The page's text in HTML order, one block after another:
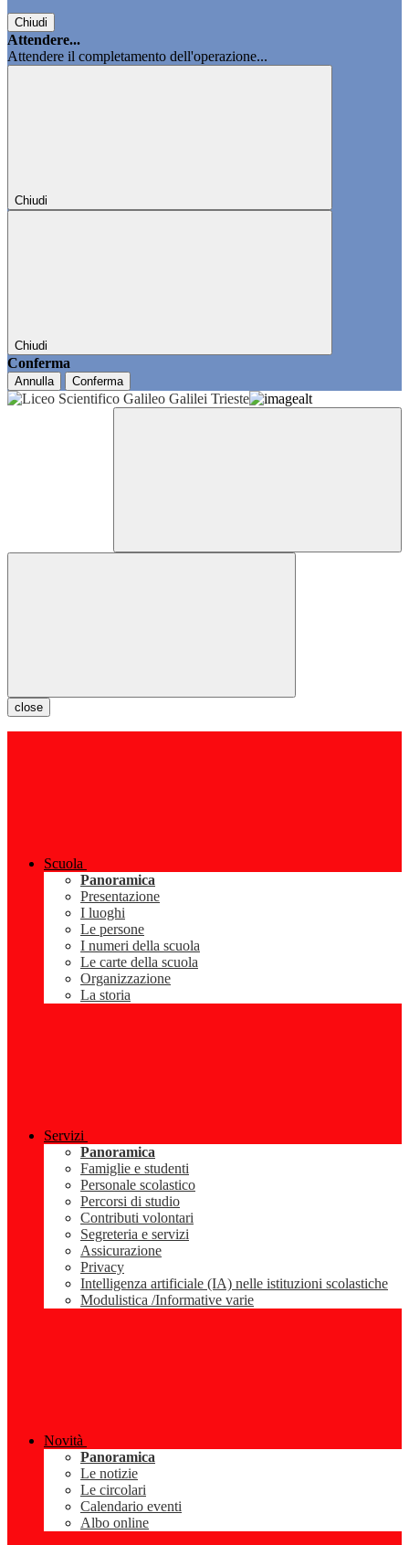
Chiudi
Attendere...
Attendere il completamento dell'operazione...
Chiudi
Chiudi
Conferma
Annulla Conferma
close
Scuola
Panoramica
Presentazione
I luoghi
Le persone
I numeri della scuola
Le carte della scuola
Organizzazione
La storia
Servizi
Panoramica
Famiglie e studenti
Personale scolastico
Percorsi di studio
Contributi volontari
Segreteria e servizi
Assicurazione
Privacy
Intelligenza artificiale (IA) nelle istituzioni scolastiche
Modulistica /Informative varie
Novità
Panoramica
Le notizie
Le circolari
Calendario eventi
Albo online